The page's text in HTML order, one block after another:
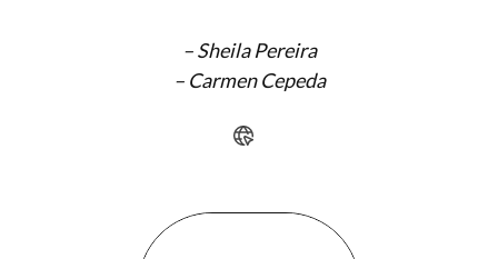
– Sheila Pereira
– Carmen Cepeda